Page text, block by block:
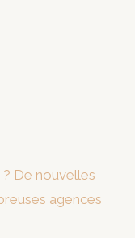
De nouvelles
agences